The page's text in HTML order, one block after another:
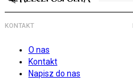
KONTAKT
O nas
Kontakt
Napisz do nas